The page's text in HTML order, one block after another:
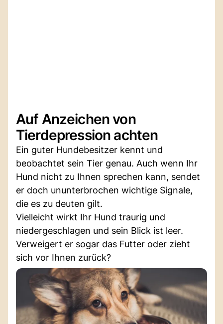
Auf Anzeichen von
Tierdepression achten
Ein guter Hundebesitzer kennt und
beobachtet sein Tier genau. Auch wenn Ihr
Hund nicht zu Ihnen sprechen kann, sendet
er doch ununterbrochen wichtige Signale,
die es zu deuten gilt.
Vielleicht wirkt Ihr Hund traurig und
niedergeschlagen und sein Blick ist leer.
Verweigert er sogar das Futter oder zieht
sich vor Ihnen zurück?